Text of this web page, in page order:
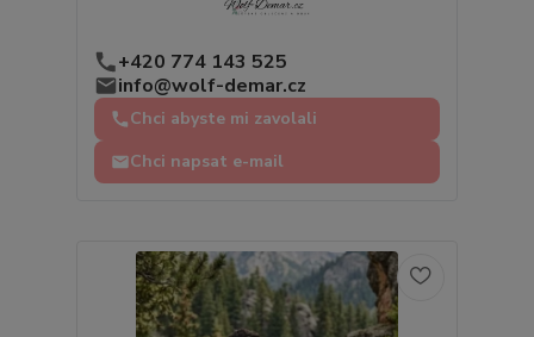
+420 774 143 525
info@wolf-demar.cz
Chci abyste mi zavolali
Chci napsat e-mail